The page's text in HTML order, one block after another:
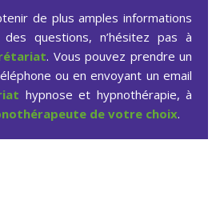
de plus amples informations
questions, n’hésitez pas à
. Vous pouvez prendre un
ou en envoyant un email
hypnose et hypnothérapie, à
de votre choix.